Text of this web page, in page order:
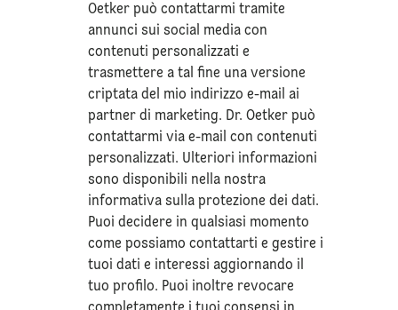
Oetker può contattarmi tramite
annunci sui social media con
contenuti personalizzati e
trasmettere a tal fine una versione
criptata del mio indirizzo e-mail ai
partner di marketing. Dr. Oetker può
contattarmi via e-mail con contenuti
personalizzati. Ulteriori informazioni
sono disponibili nella nostra
informativa sullaprotezione dei dati.
Puoi decidere in qualsiasi momento
come possiamo contattarti e gestire i
tuoi dati e interessi aggiornando il
tuo profilo. Puoi inoltre revocare